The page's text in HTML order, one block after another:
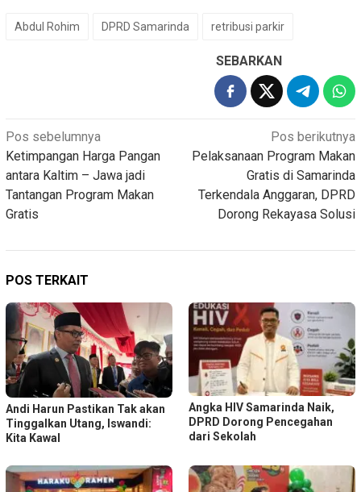
Abdul Rohim DPRD Samarinda retribusi parkir
SEBARKAN
Navigasi
pos
Pos sebelumnya
Ketimpangan Harga Pangan
antara Kaltim – Jawa jadi
Tantangan Program Makan
Gratis
Pos berikutnya
Pelaksanaan Program Makan
Gratis di Samarinda
Terkendala Anggaran, DPRD
Dorong Rekayasa Solusi
POS TERKAIT
Andi Harun Pastikan Tak akan
Tinggalkan Utang, Iswandi:
Kita Kawal
Angka HIV Samarinda Naik,
DPRD Dorong Pencegahan
dari Sekolah